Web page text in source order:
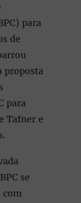
para
de
proposta
para
Tafner e
se
com